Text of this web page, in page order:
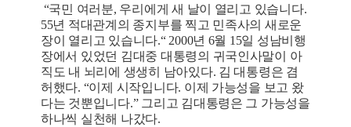
“국민 여러분, 우리에게 새 날이 열리고 있습니다.
55년 적대관계의 종지부를 찍고 민족사의 새로운
장이 열리고 있습니다.“ 2000년 6월 15일 성남비행
장에서 있었던 김대중 대통령의 귀국인사말이 아
직도 내 뇌리에 생생히 남아있다. 김 대통령은 겸
허했다. “이제 시작입니다. 이제 가능성을 보고 왔
다는 것뿐입니다.” 그리고 김대통령은 그 가능성을
하나씩 실천해 나갔다.